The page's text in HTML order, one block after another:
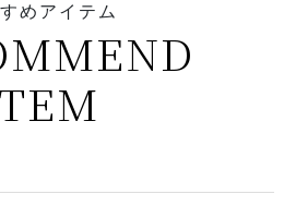
めアイテム